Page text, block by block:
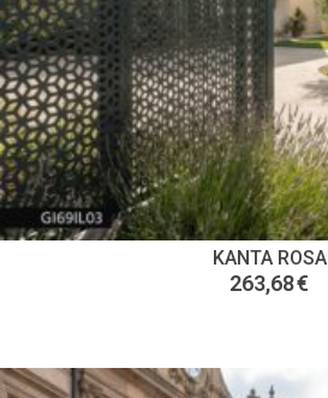
KANTA ROSA
263,68€